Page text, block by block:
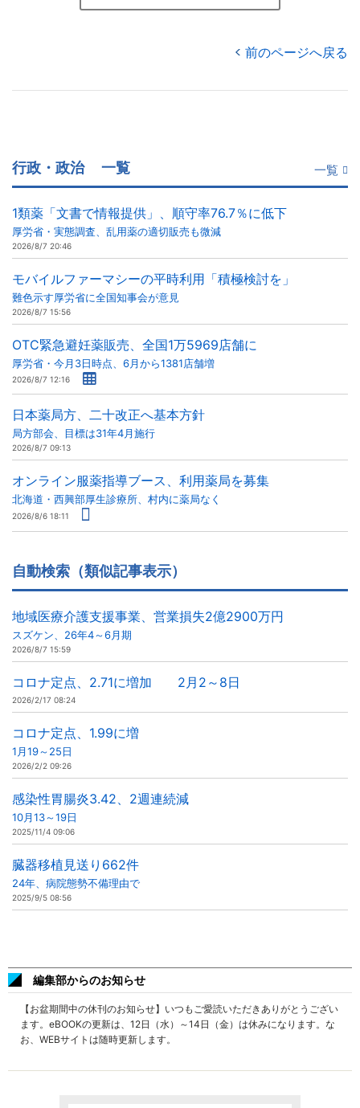
前のページへ戻る
行政・政治 一覧 一覧
1類薬「文書で情報提供」、順守率76.7％に低下
厚労省・実態調査、乱用薬の適切販売も微減
2026/8/7 20:46
モバイルファーマシーの平時利用「積極検討を」
難色示す厚労省に全国知事会が意見
2026/8/7 15:56
OTC緊急避妊薬販売、全国1万5969店舗に
厚労省・今月3日時点、6月から1381店舗増
2026/8/7 12:16
日本薬局方、二十改正へ基本方針
局方部会、目標は31年4月施行
2026/8/7 09:13
オンライン服薬指導ブース、利用薬局を募集
北海道・西興部厚生診療所、村内に薬局なく
2026/8/6 18:11
自動検索（類似記事表示）
地域医療介護支援事業、営業損失2億2900万円
スズケン、26年4～6月期
2026/8/7 15:59
コロナ定点、2.71に増加 2月2～8日
2026/2/17 08:24
コロナ定点、1.99に増
1月19～25日
2026/2/2 09:26
感染性胃腸炎3.42、2週連続減
10月13～19日
2025/11/4 09:06
臓器移植見送り662件
24年、病院態勢不備理由で
2025/9/5 08:56
編集部からのお知らせ
【お盆期間中の休刊のお知らせ】いつもご愛読いただきありがとうござい
ます。eBOOKの更新は、12日（水）～14日（金）は休みになります。な
お、WEBサイトは随時更新します。